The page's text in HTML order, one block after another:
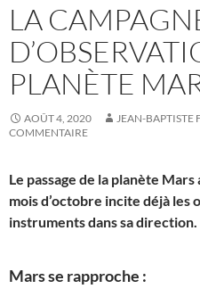
LA
PLANÈTE
AOÛT 4, 2020 JEAN-BAPTISTE
COMMENTAIRE
Le passage de la planète
mois d’octobre incite déjà
instruments dans sa direction.
Mars se rapproche :